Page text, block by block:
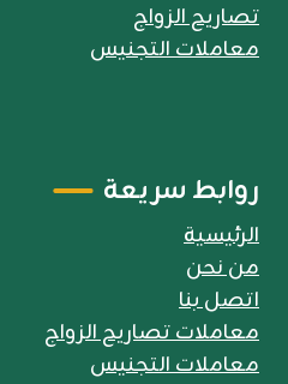
تصاريح الزواج
معاملات التجنيس
روابط سريعة
الرئيسية
من نحن
اتصل بنا
معاملات تصاريح الزواج
معاملات التجنيس